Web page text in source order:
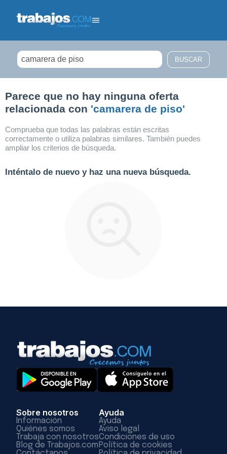
Parece que no hay ninguna oferta
relacionada con 'camarera de piso'
Comprueba que todas las palabras están escritas
correctamente o utiliza palabras similares. También puedes
ampliar los criterios de búsqueda.
Inténtalo de nuevo y haz una nueva búsqueda.
Sobre nosotros
Información
Quiénes somos
Trabaja con nosotros
Blog de Trabajos.com
Ayuda
Ayuda
Aviso legal
Condiciones de uso
Política de cookies